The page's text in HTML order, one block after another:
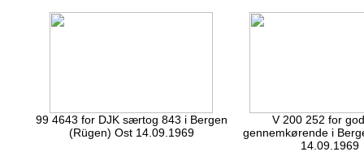
99 4643 for DJK særtog 843 i Bergen
(Rügen) Ost 14.09.1969
V 200 252 for
gennemkørende i
14.09.1969